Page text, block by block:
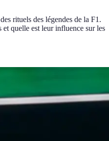
rituels des légendes de la F1.
et quelle est leur influence sur les